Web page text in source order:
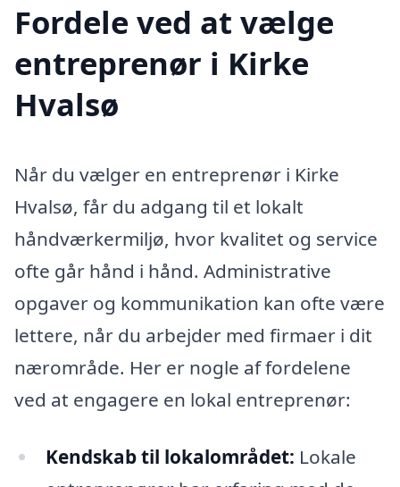
Fordele ved at vælge
entreprenør i Kirke
Hvalsø
Når du vælger en entreprenør i Kirke
Hvalsø, får du adgang til et lokalt
håndværkermiljø, hvor kvalitet og service
ofte går hånd i hånd. Administrative
opgaver og kommunikation kan ofte være
lettere, når du arbejder med firmaer i dit
nærområde. Her er nogle af fordelene
ved at engagere en lokal entreprenør:
Kendskab til lokalområdet: Lokale